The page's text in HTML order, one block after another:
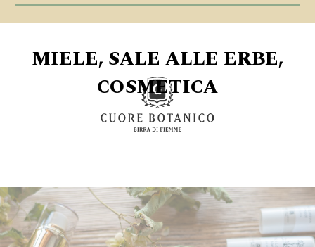
MIELE, SALE ALLE ERBE,
COSMETICA